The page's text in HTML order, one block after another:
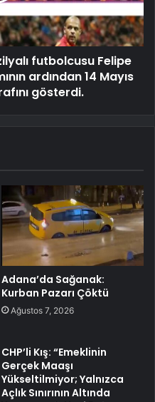
futbolcusu Felipe
ardından 14 Mayıs
gösterdi.
Adana’da Sağanak:
Kurban Pazarı Çöktü
Ağustos 7, 2026
CHP’li Kış: “Emeklinin
Gerçek Maaşı
Yükseltilmiyor; Yalnızca
Açlık Sınırının Altında